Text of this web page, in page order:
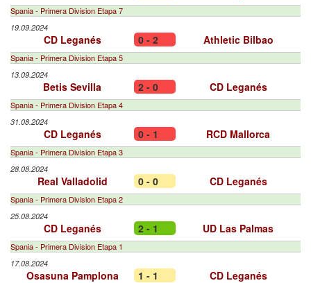
Spania - Primera Division Etapa 7
19.09.2024
CD Leganés 0 - 2 Athletic Bilbao
Spania - Primera Division Etapa 5
13.09.2024
Betis Sevilla 2 - 0 CD Leganés
Spania - Primera Division Etapa 4
31.08.2024
CD Leganés 0 - 1 RCD Mallorca
Spania - Primera Division Etapa 3
28.08.2024
Real Valladolid 0 - 0 CD Leganés
Spania - Primera Division Etapa 2
25.08.2024
CD Leganés 2 - 1 UD Las Palmas
Spania - Primera Division Etapa 1
17.08.2024
Osasuna Pamplona 1 - 1 CD Leganés